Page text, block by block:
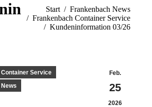
Sie befinden sich hier:
Start
Frankenbach News
Frankenbach Container Service
Kundeninformation 03/26
Feb.
25
2026
Container Service